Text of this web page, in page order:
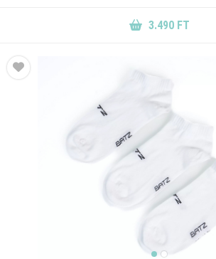
3.490 FT